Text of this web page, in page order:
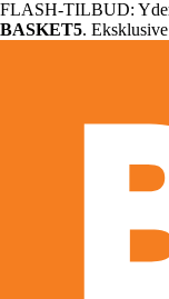
FLASH-TILBUD:
BASKET5.